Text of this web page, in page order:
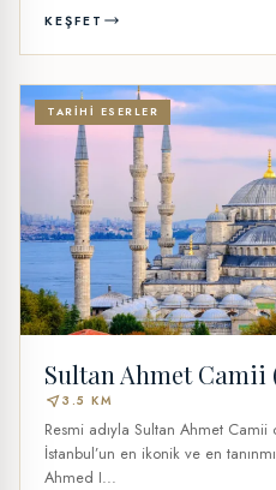
KEŞFET
TARIHI ESERLER
Sultan Ahmet Camii
near_me3.5 KM
Resmi adıyla Sultan Ahmet
İstanbul’un en ikonik ve en
Ahmed I...